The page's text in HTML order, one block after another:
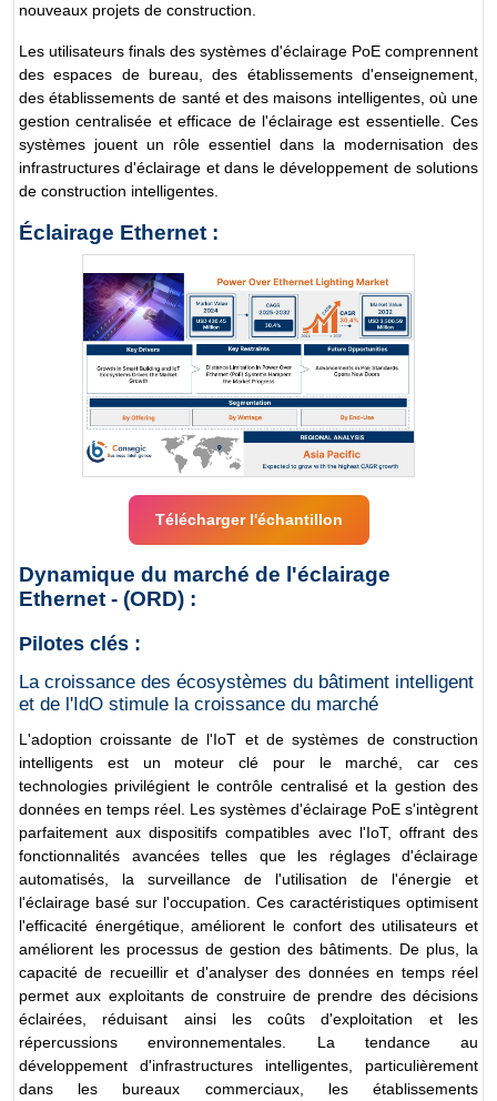
nouveaux projets de construction.
Les utilisateurs finals des systèmes d'éclairage PoE comprennent
des espaces de bureau, des établissements d'enseignement,
des établissements de santé et des maisons intelligentes, où une
gestion centralisée et efficace de l'éclairage est essentielle. Ces
systèmes jouent un rôle essentiel dans la modernisation des
infrastructures d'éclairage et dans le développement de solutions
de construction intelligentes.
Éclairage Ethernet :
Télécharger l'échantillon
Dynamique du marché de l'éclairage
Ethernet - (ORD) :
Pilotes clés :
La croissance des écosystèmes du bâtiment intelligent
et de l'IdO stimule la croissance du marché
L'adoption croissante de l'IoT et de systèmes de construction
intelligents est un moteur clé pour le marché, car ces
technologies privilégient le contrôle centralisé et la gestion des
données en temps réel. Les systèmes d'éclairage PoE s'intègrent
parfaitement aux dispositifs compatibles avec l'IoT, offrant des
fonctionnalités avancées telles que les réglages d'éclairage
automatisés, la surveillance de l'utilisation de l'énergie et
l'éclairage basé sur l'occupation. Ces caractéristiques optimisent
l'efficacité énergétique, améliorent le confort des utilisateurs et
améliorent les processus de gestion des bâtiments. De plus, la
capacité de recueillir et d'analyser des données en temps réel
permet aux exploitants de construire de prendre des décisions
éclairées, réduisant ainsi les coûts d'exploitation et les
répercussions environnementales. La tendance au
développement d'infrastructures intelligentes, particulièrement
dans les bureaux commerciaux, les établissements